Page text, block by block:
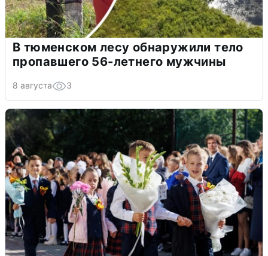
В тюменском лесу обнаружили тело
пропавшего 56-летнего мужчины
8 августа 3